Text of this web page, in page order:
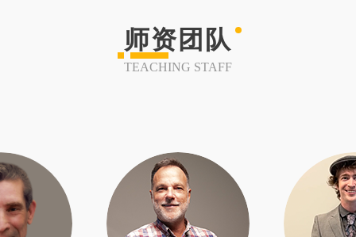
师资团队
TEACHING STAFF